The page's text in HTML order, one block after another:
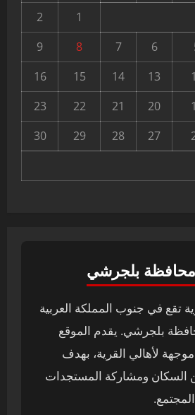
1
2
6
7
8
9
13
14
15
16
20
21
22
23
27
28
29
30
بلجرشي
تقع في جنوب المملكة العربية
بلجرشي. يقدم الموقع
موجهة لأهالي القرية، بهدف
السكان ومشاركة المستجدات